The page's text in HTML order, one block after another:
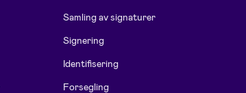
Samling av signaturer
Signering
Identifisering
Forsegling